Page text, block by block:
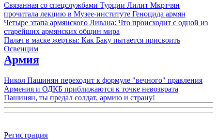
Связанная со спецслужбами Турции Лилит Мкртчян
прочитала лекцию в Музее-институте Геноцида армян
Четыре этапа армянского Ливана: Что происходит с одной из
старейших армянских общин мира
Палач в маске жертвы: Как Баку пытается присвоить
Освенцим
Армия
Никол Пашинян переходит к формуле "вечного" правления
Армения и ОДКБ приближаются к точке невозврата
Пашинян, ты предал солдат, армию и страну!
Регистрация